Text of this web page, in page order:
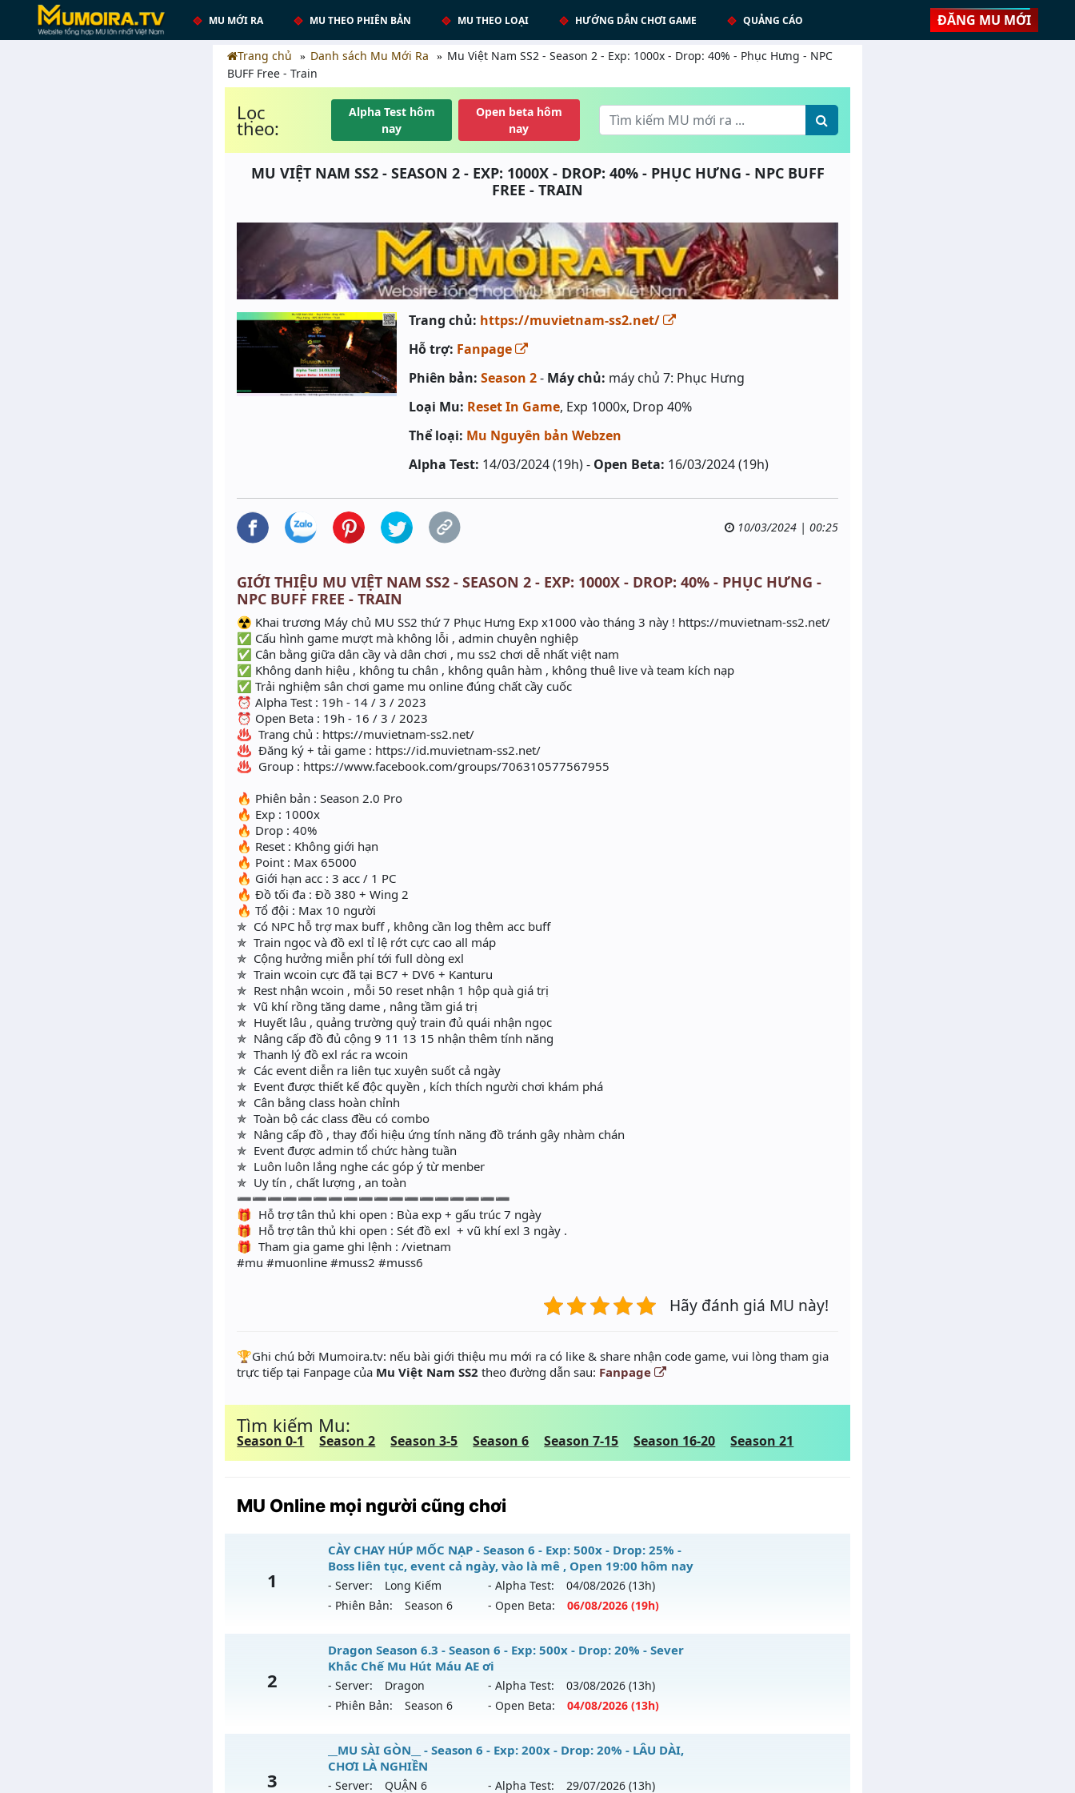
MU MỚI RA MU THEO PHIÊN BẢN MU THEO LOẠI HƯỚNG DẪN CHƠI GAME QUẢNG CÁO ĐĂNG MU MỚI
Trang chủ Danh sách Mu Mới Ra
Mu Việt Nam SS2 - Season 2 - Exp: 1000x - Drop: 40% - Phục Hưng - NPC
BUFF Free - Train
Lọc
theo:
Alpha Test hôm
nay
Open beta hôm
nay
MU VIỆT NAM SS2 - SEASON 2 - EXP: 1000X - DROP: 40% - PHỤC HƯNG - NPC BUFF
FREE - TRAIN
Trang chủ: https://muvietnam-ss2.net/
Hỗ trợ: Fanpage
Phiên bản: Season 2- Máy chủ: máy chủ 7: Phục Hưng
Loại Mu: Reset In Game, Exp 1000x, Drop 40%
Thể loại: Mu Nguyên bản Webzen
Alpha Test: 14/03/2024 (19h) - Open Beta: 16/03/2024 (19h)
10/03/2024 | 00:25
GIỚI THIỆU MU VIỆT NAM SS2 - SEASON 2 - EXP: 1000X - DROP: 40% - PHỤC HƯNG -
NPC BUFF FREE - TRAIN
☢️ Khai trương Máy chủ MU SS2 thứ 7 Phục Hưng Exp x1000 vào tháng 3 này ! https://muvietnam-ss2.net/
✅ Cấu hình game mượt mà không lỗi , admin chuyên nghiệp
✅ Cân bằng giữa dân cầy và dân chơi , mu ss2 chơi dễ nhất việt nam
✅ Không danh hiệu , không tu chân , không quân hàm , không thuê live và team kích nạp
✅ Trải nghiệm sân chơi game mu online đúng chất cầy cuốc
⏰ Alpha Test : 19h - 14 / 3 / 2023
⏰ Open Beta : 19h - 16 / 3 / 2023
♨️ Trang chủ : https://muvietnam-ss2.net/
♨️ Đăng ký + tải game : https://id.muvietnam-ss2.net/
♨️ Group : https://www.facebook.com/groups/706310577567955
🔥 Phiên bản : Season 2.0 Pro
🔥 Exp : 1000x
🔥 Drop : 40%
🔥 Reset : Không giới hạn
🔥 Point : Max 65000
🔥 Giới hạn acc : 3 acc / 1 PC
🔥 Đồ tối đa : Đồ 380 + Wing 2
🔥 Tổ đội : Max 10 người
✯ Có NPC hỗ trợ max buff , không cần log thêm acc buff
✯ Train ngọc và đồ exl tỉ lệ rớt cực cao all máp
✯ Cộng hưởng miễn phí tới full dòng exl
✯ Train wcoin cực đã tại BC7 + DV6 + Kanturu
✯ Rest nhận wcoin , mỗi 50 reset nhận 1 hộp quà giá trị
✯ Vũ khí rồng tăng dame , nâng tầm giá trị
✯ Huyết lâu , quảng trường quỷ train đủ quái nhận ngọc
✯ Nâng cấp đồ đủ cộng 9 11 13 15 nhận thêm tính năng
✯ Thanh lý đồ exl rác ra wcoin
✯ Các event diễn ra liên tục xuyên suốt cả ngày
✯ Event được thiết kế độc quyền , kích thích người chơi khám phá
✯ Cân bằng class hoàn chỉnh
✯ Toàn bộ các class đều có combo
✯ Nâng cấp đồ , thay đổi hiệu ứng tính năng đồ tránh gây nhàm chán
✯ Event được admin tổ chức hàng tuần
✯ Luôn luôn lắng nghe các góp ý từ menber
✯ Uy tín , chất lượng , an toàn
➖➖➖➖➖➖➖➖➖➖➖➖➖➖➖➖➖➖
🎁 Hỗ trợ tân thủ khi open : Bùa exp + gấu trúc 7 ngày
🎁 Hỗ trợ tân thủ khi open : Sét đồ exl + vũ khí exl 3 ngày .
🎁 Tham gia game ghi lệnh : /vietnam
#mu #muonline #muss2 #muss6
Hãy đánh giá MU này!
️🏆Ghi chú bởi Mumoira.tv: nếu bài giới thiệu mu mới ra có like & share nhận code game, vui lòng tham gia
trực tiếp tại Fanpage của Mu Việt Nam SS2 theo đường dẫn sau: Fanpage
Tìm kiếm Mu:
Season 0-1 Season 2 Season 3-5 Season 6 Season 7-15 Season 16-20 Season 21
MU Online mọi người cũng chơi
1
CÀY CHAY HÚP MỐC NẠP - Season 6 - Exp: 500x - Drop: 25% -
Boss liên tục, event cả ngày, vào là mê , Open 19:00 hôm nay
- Server: Long Kiếm - Alpha Test: 04/08/2026 (13h)
- Phiên Bản:
Season 6 - Open Beta: 06/08/2026 (19h)
CÀY CHAY HÚP MỐC NẠP - Boss liên tục, event cả ngày, vào là mê , Open 19:00 hôm
nay
Mu mới ra tháng 08 2026 - Mở máy chủLong Kiếmvào 19h ngày 06/08/2626
Kiểu reset: Reset In Game
Thể loại: Mu Nguyên bản Webzen
2
Dragon Season 6.3 - Season 6 - Exp: 500x - Drop: 20% - Sever
Khắc Chế Mu Hút Máu AE ơi
- Server: Dragon - Alpha Test: 03/08/2026 (13h)
- Phiên Bản:
Season 6 - Open Beta: 04/08/2026 (13h)
Dragon Season 6.3 - Sever Khắc Chế Mu Hút Máu AE ơi
Mu mới ra tháng 08 2026 - Mở máy chủDragonvào 13h ngày 04/08/2626
3
__MU SÀI GÒN__ - Season 6 - Exp: 200x - Drop: 20% - LÂU DÀI,
CHƠI LÀ NGHIỀN
- Server: QUẬN 6 - Alpha Test: 29/07/2026 (13h)